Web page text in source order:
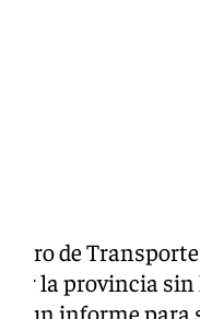
de
por la provincia